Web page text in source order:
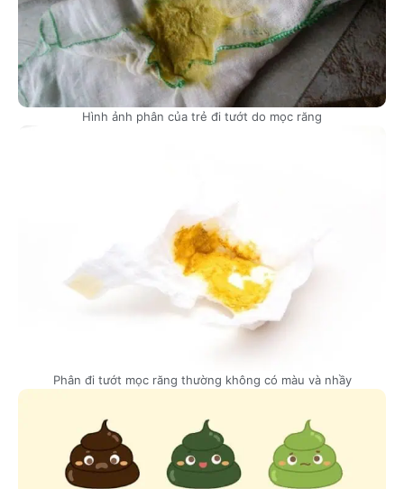
Hình ảnh phân của trẻ đi tướt do mọc răng
Phân đi tướt mọc răng thường không có màu và nhầy